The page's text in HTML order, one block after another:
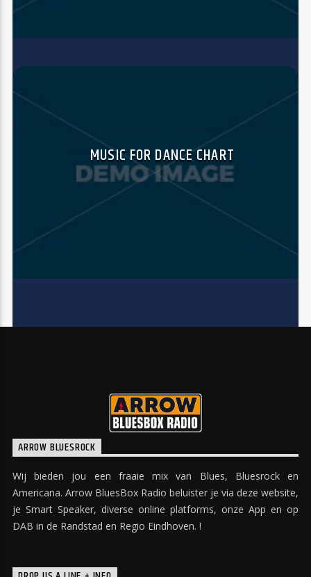
MUSIC FOR DANCE CHART
ARROW BLUESROCK
Wij bieden jou een fraaie mix van Blues, Bluesrock en
Americana. Arrow BluesBox Radio beluister je via deze website,
je Smart Speaker, diverse online platforms, onze App en op
DAB in de Randstad en Regio Eindhoven. !